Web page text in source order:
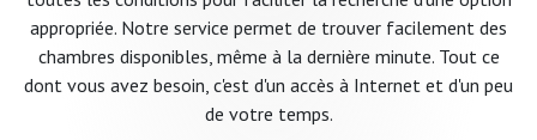
appropriée. Notre service permet de trouver facilement des
chambres disponibles, même à la dernière minute. Tout ce
dont vous avez besoin, c'est d'un accès à Internet et d'un peu
de votre temps.